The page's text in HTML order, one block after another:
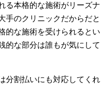
る本格的な施術がリーズナ
手のクリニックだからだと
的な施術を受けられるとい
的な部分は誰もが気にして
分割払いにも対応してくれ